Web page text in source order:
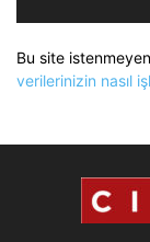
Bu site
verilerinizin nasıl